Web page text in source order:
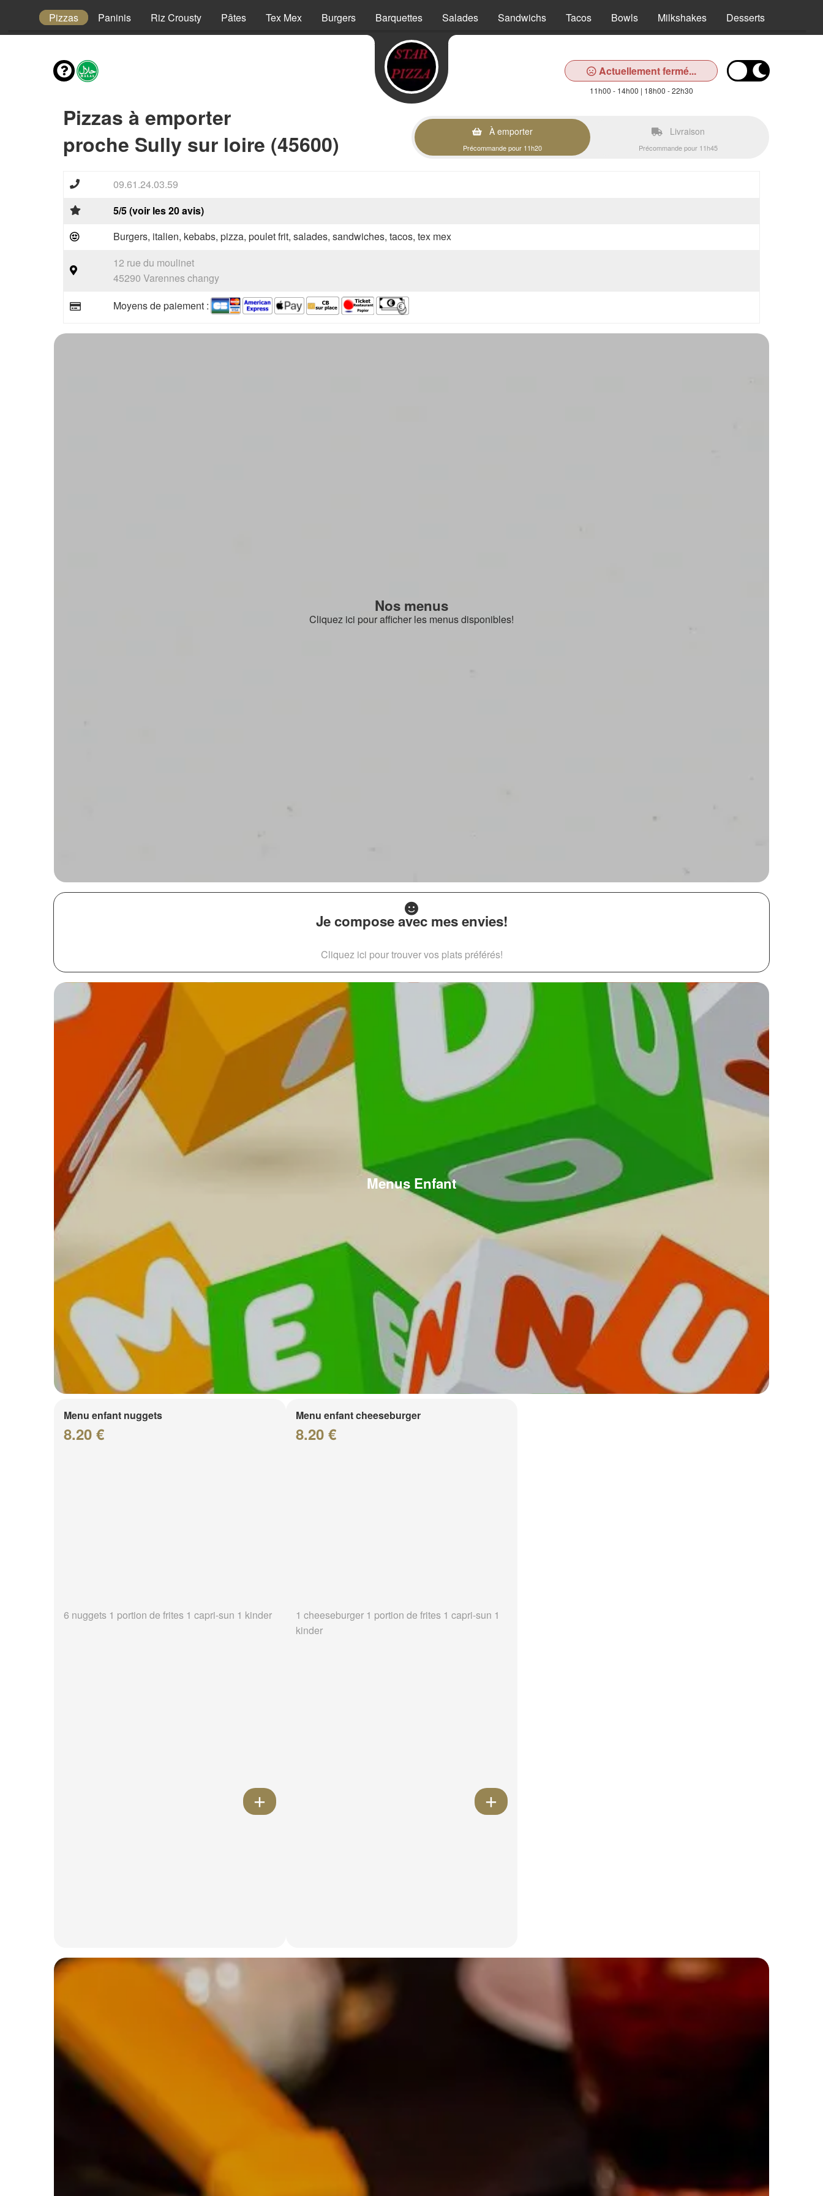
Pizzas Paninis Riz Crousty Pâtes Tex Mex Burgers Barquettes Salades Sandwichs Tacos Bowls Milkshakes Desserts
Actuellement fermé...
11h00 - 14h00 | 18h00 - 22h30
Pizzas à emporter
proche Sully sur loire (45600)
À emporter
Précommande pour 11h20
Livraison
Précommande pour 11h45
09.61.24.03.59
5/5 (voir les 20 avis)
Burgers, italien, kebabs, pizza, poulet frit, salades, sandwiches, tacos, tex mex
12 rue du moulinet
45290 Varennes changy
Moyens de paiement :
Nos menus
Cliquez ici pour afficher les menus disponibles!
Je compose avec mes envies!
Cliquez ici pour trouver vos plats préférés!
Menus Enfant
Menu enfant nuggets
8.20 €
6 nuggets 1 portion de frites 1 capri-sun 1 kinder
Menu enfant cheeseburger
8.20 €
1 cheeseburger 1 portion de frites 1 capri-sun 1
kinder